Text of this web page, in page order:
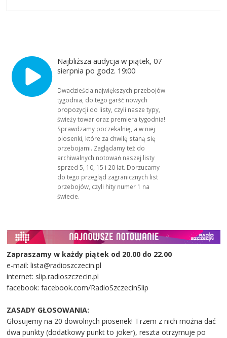
Najbliższa audycja w piątek, 07
sierpnia po godz. 19:00
Dwadzieścia największych przebojów
tygodnia, do tego garść nowych
propozycji do listy, czyli nasze typy,
świeży towar oraz premiera tygodnia!
Sprawdzamy poczekalnię, a w niej
piosenki, które za chwilę staną się
przebojami. Zaglądamy też do
archiwalnych notowań naszej listy
sprzed 5, 10, 15 i 20 lat. Dorzucamy
do tego przegląd zagranicznych list
przebojów, czyli hity numer 1 na
świecie.
Zapraszamy w każdy piątek od 20.00 do 22.00
e-mail: lista@radioszczecin.pl
internet: slip.radioszczecin.pl
facebook: facebook.com/RadioSzczecinSlip
ZASADY GŁOSOWANIA:
Głosujemy na 20 dowolnych piosenek! Trzem z nich można dać
dwa punkty (dodatkowy punkt to joker), reszta otrzymuje po